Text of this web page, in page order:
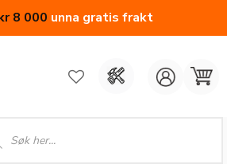
8 000 unna gratis frakt